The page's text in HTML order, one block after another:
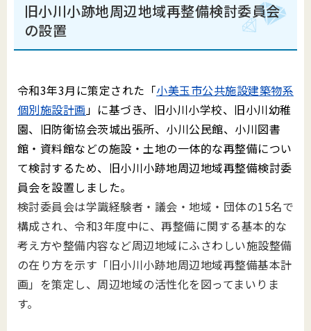
旧小川小跡地周辺地域再整備検討委員会
の設置
令和3年3月に策定された「小美玉市公共施設建築物系
個別施設計画」に基づき、旧小川小学校、旧小川幼稚
園、旧防衛協会茨城出張所、小川公民館、小川図書
館・資料館などの施設・土地の一体的な再整備につい
て検討するため、旧小川小跡地周辺地域再整備検討委
員会を設置しました。
検討委員会は学識経験者・議会・地域・団体の15名で
構成され、令和3年度中に、再整備に関する基本的な
考え方や整備内容など周辺地域にふさわしい施設整備
の在り方を示す「旧小川小跡地周辺地域再整備基本計
画」を策定し、周辺地域の活性化を図ってまいりま
す。